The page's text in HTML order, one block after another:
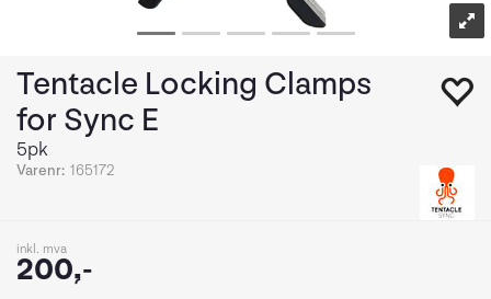
Tentacle Locking Clamps
for Sync E
5pk
Varenr: 165172
inkl. mva
200,-